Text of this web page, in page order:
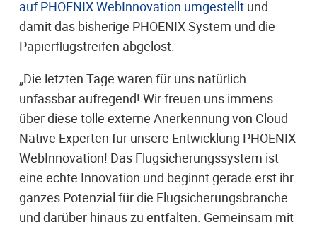
auf PHOENIX WebInnovation umgestellt und
damit das bisherige PHOENIX System und die
Papierflugstreifen abgelöst.
„Die letzten Tage waren für uns natürlich
unfassbar aufregend! Wir freuen uns immens
über diese tolle externe Anerkennung von Cloud
Native Experten für unsere Entwicklung PHOENIX
WebInnovation! Das Flugsicherungssystem ist
eine echte Innovation und beginnt gerade erst ihr
ganzes Potenzial für die Flugsicherungsbranche
und darüber hinaus zu entfalten. Gemeinsam mit